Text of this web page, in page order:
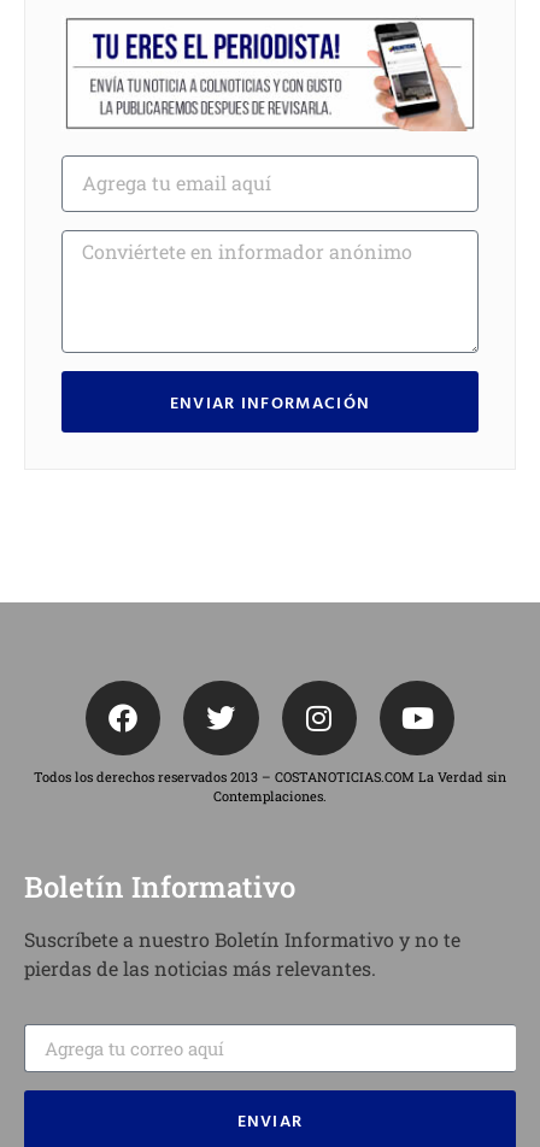
ENVIAR INFORMACIÓN
Todos los derechos reservados 2013 – COSTANOTICIAS.COM La Verdad sin
Contemplaciones.
Boletín Informativo
Suscríbete a nuestro Boletín Informativo y no te
pierdas de las noticias más relevantes.
ENVIAR